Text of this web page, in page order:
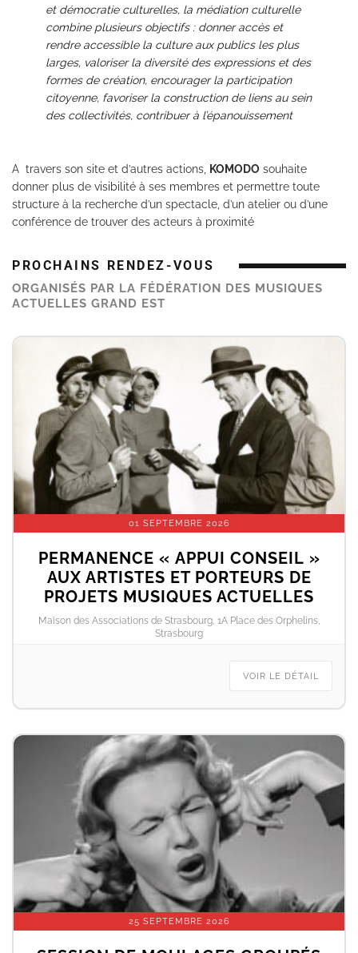
et démocratie culturelles, la médiation culturelle
combine plusieurs objectifs : donner accès et
rendre accessible la culture aux publics les plus
larges, valoriser la diversité des expressions et des
formes de création, encourager la participation
citoyenne, favoriser la construction de liens au sein
des collectivités, contribuer à l’épanouissement
A travers son site et d’autres actions, KOMODO souhaite
donner plus de visibilité à ses membres et permettre toute
structure à la recherche d’un spectacle, d’un atelier ou d’une
conférence de trouver des acteurs à proximité
PROCHAINS RENDEZ-VOUS
ORGANISÉS PAR LA FÉDÉRATION DES MUSIQUES
ACTUELLES GRAND EST
01 SEPTEMBRE 2026
PERMANENCE « APPUI CONSEIL »
AUX ARTISTES ET PORTEURS DE
PROJETS MUSIQUES ACTUELLES
Maison des Associations de Strasbourg, 1A Place des Orphelins,
Strasbourg
VOIR LE DÉTAIL
25 SEPTEMBRE 2026